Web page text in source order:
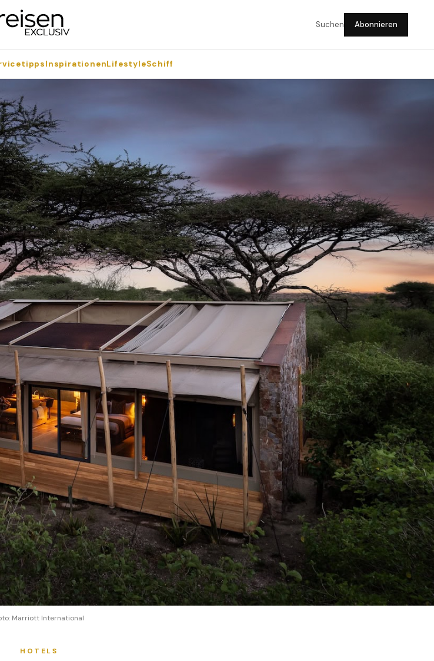
Suchen Abonnieren
InspirationenLifestyleSchiff
Marriott International
HOTELS